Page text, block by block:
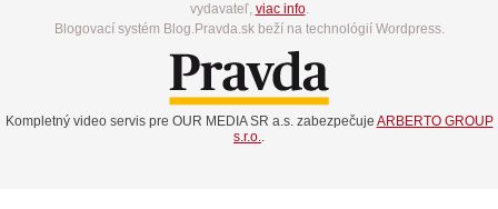
vydavateľ, viac info.
Blogovací systém Blog.Pravda.sk beží na technológií Wordpress.
Kompletný video servis pre OUR MEDIA SR a.s. zabezpečuje ARBERTO GROUP
s.r.o..